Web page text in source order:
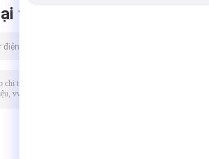
tin nhắn